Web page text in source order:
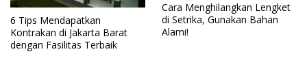
6 Tips Mendapatkan
Kontrakan di Jakarta Barat
dengan Fasilitas Terbaik
Cara Menghilangkan Lengket
di Setrika, Gunakan Bahan
Alami!